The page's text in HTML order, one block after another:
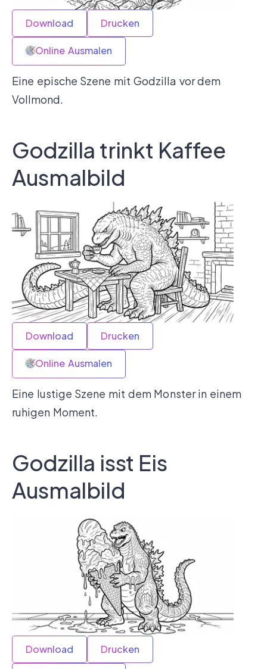
Download Drucken
Online Ausmalen
Eine epische Szene mit Godzilla vor dem
Vollmond.
Godzilla trinkt Kaffee
Ausmalbild
Download Drucken
Online Ausmalen
Eine lustige Szene mit dem Monster in einem
ruhigen Moment.
Godzilla isst Eis
Ausmalbild
Download Drucken